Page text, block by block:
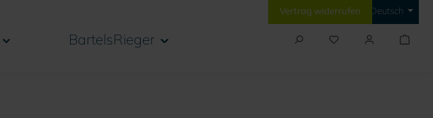
Vertrag widerrufen Deutsch
BartelsRieger